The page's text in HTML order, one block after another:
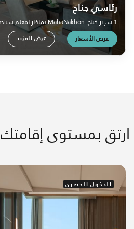
رئاسي جناح
1 سرير كينج, MahaNakhon بمنظر لمعلم سياحي
عرض الأسعار عرض المزيد
ارتق بمستوى إقامتك
الدخول الحصري